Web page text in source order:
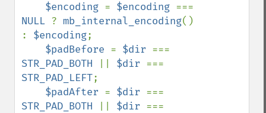
$encoding = $encoding
NULL ? mb_internal_encoding()
: $encoding;
$padBefore = $dir
STR_PAD_BOTH
$dir
STR_PAD_LEFT;
$padAfter = $dir
STR_PAD_BOTH
$dir